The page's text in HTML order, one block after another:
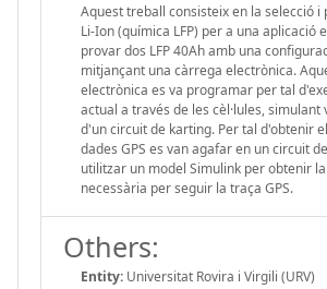
Aquest treball consisteix en la selecció i
Li-Ion (química LFP) per a una aplicació
provar dos LFP 40Ah amb una
mitjançant una càrrega electrònica.
electrònica es va programar per tal
actual a través de les cèl·lules, simulant
d'un circuit de karting. Per tal d'obtenir
dades GPS es van agafar en un circuit
utilitzar un model Simulink per obtenir
necessària per seguir la traça GPS.
Others:
Entity: Universitat Rovira i Virgili (URV)